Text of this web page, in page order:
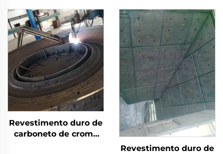
Revestimento duro de
carboneto de cromo
Revestimento duro de